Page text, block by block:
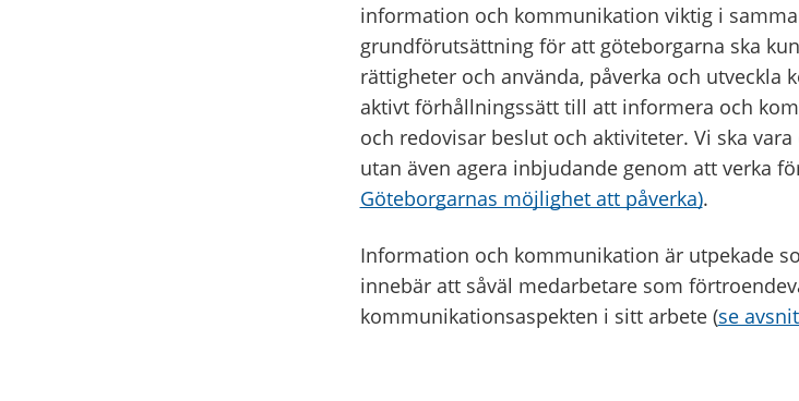
information och kommunikation viktig i
grundförutsättning för att göteborgarna ska
rättigheter och använda, påverka och utveckla
aktivt förhållningssätt till att informera och
och redovisar beslut och aktiviteter. Vi ska
utan även agera inbjudande genom att verka
Göteborgarnas möjlighet att påverka).
Information och kommunikation är utpekade
innebär att såväl medarbetare som
kommunikationsaspekten i sitt arbete (se